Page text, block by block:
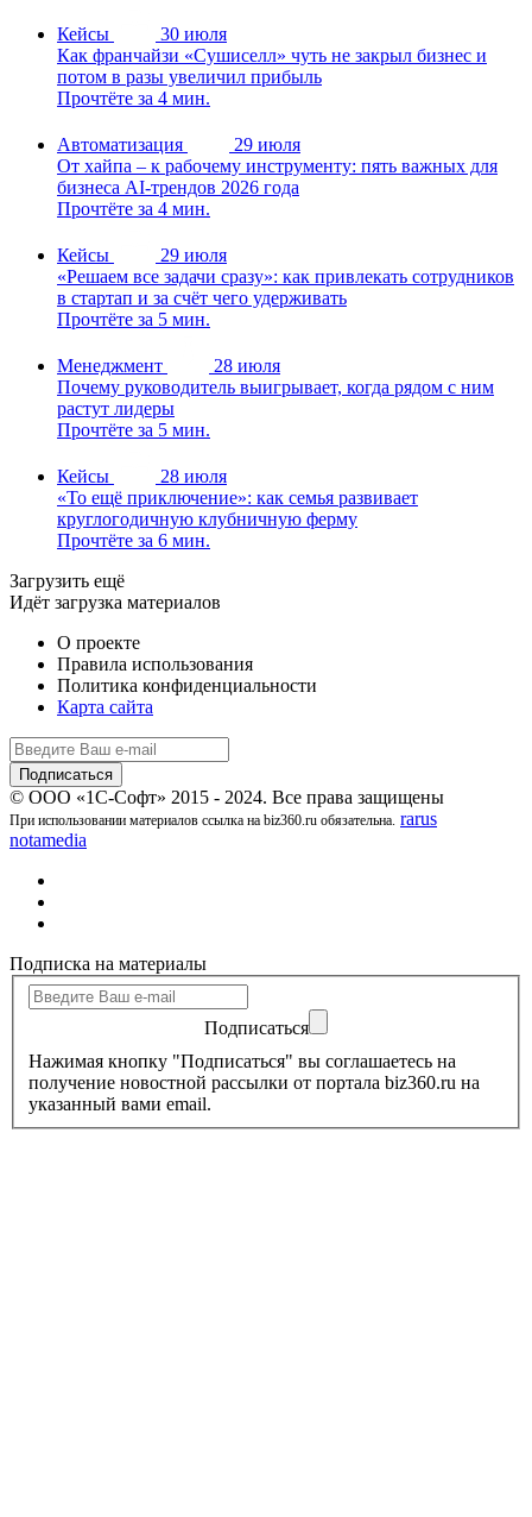
Кейсы
30 июля
Как франчайзи «Сушиселл» чуть не закрыл бизнес и
потом в разы увеличил прибыль
Прочтёте за 4 мин.
Автоматизация
29 июля
От хайпа – к рабочему инструменту: пять важных для
бизнеса AI-трендов 2026 года
Прочтёте за 4 мин.
Кейсы
29 июля
«Решаем все задачи сразу»: как привлекать сотрудников
в стартап и за счёт чего удерживать
Прочтёте за 5 мин.
Менеджмент
28 июля
Почему руководитель выигрывает, когда рядом с ним
растут лидеры
Прочтёте за 5 мин.
Кейсы
28 июля
«То ещё приключение»: как семья развивает
круглогодичную клубничную ферму
Прочтёте за 6 мин.
Загрузить ещё
Идёт загрузка материалов
О проекте
Правила использования
Политика конфиденциальности
Карта сайта
© ООО «1С-Софт» 2015 - 2024. Все права защищены
При использовании материалов ссылка на biz360.ru обязательна. rarus
notamedia
Подписка на материалы
Подписаться
Нажимая кнопку "Подписаться" вы соглашаетесь на
получение новостной рассылки от портала biz360.ru на
указанный вами email.